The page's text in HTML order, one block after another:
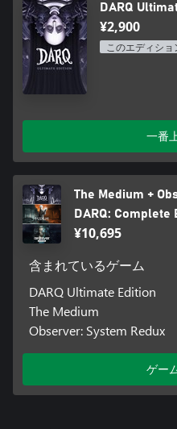
DARQ
¥2,900
このエディショ
一番
The Medium +
DARQ:
¥10,695
含まれているゲーム
DARQ Ultimate Edition
The Medium
Observer: System Redux
ゲー